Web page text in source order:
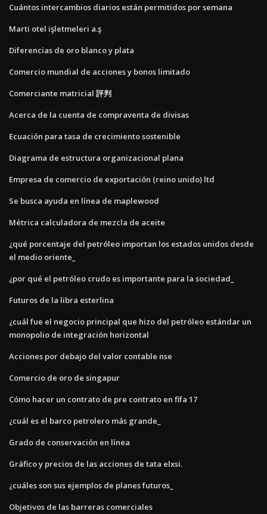
Cuántos intercambios diarios están permitidos por semana
Marti otel işletmeleri a.ş
Diferencias de oro blanco y plata
Comercio mundial de acciones y bonos limitado
Comerciante matricial 評判
Acerca de la cuenta de compraventa de divisas
Ecuación para tasa de crecimiento sostenible
Diagrama de estructura organizacional plana
Empresa de comercio de exportación (reino unido) ltd
Se busca ayuda en línea de maplewood
Métrica calculadora de mezcla de aceite
¿qué porcentaje del petróleo importan los estados unidos desde
el medio oriente_
¿por qué el petróleo crudo es importante para la sociedad_
Futuros de la libra esterlina
¿cuál fue el negocio principal que hizo del petróleo estándar un
monopolio de integración horizontal
Acciones por debajo del valor contable nse
Comercio de oro de singapur
Cómo hacer un contrato de pre contrato en fifa 17
¿cuál es el barco petrolero más grande_
Grado de conservación en línea
Gráfico y precios de las acciones de tata elxsi.
¿cuáles son sus ejemplos de planes futuros_
Objetivos de las barreras comerciales